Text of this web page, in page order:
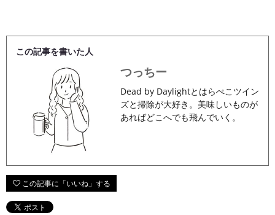
この記事を書いた人
つっちー
Dead by Daylightとはらぺこツイン
ズと掃除が大好き。美味しいものが
あればどこへでも飛んでいく。